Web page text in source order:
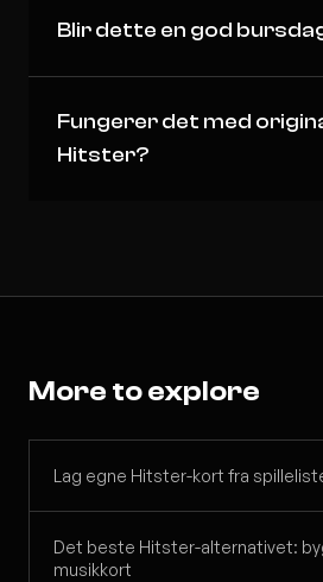
Blir dette en god
Fungerer det med
Hitster?
More to explore
Lag egne Hitster-kort fra
Det beste Hitster-alternativet:
musikkort